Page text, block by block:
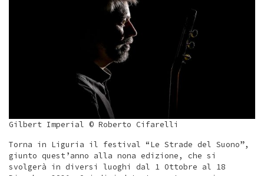
Gilbert Imperial © Roberto Cifarelli
Torna in Liguria il festival “Le Strade del Suono”,
giunto quest’anno alla nona edizione, che si
svolgerà in diversi luoghi dal 1 Ottobre al 18